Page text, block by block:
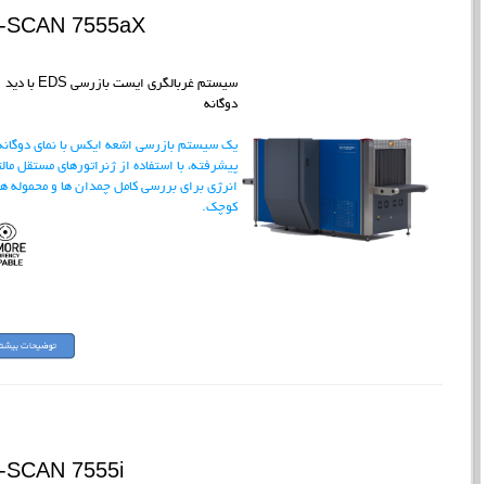
SCAN 7555aX
سیستم غربالگری ایست بازرسی EDS با دید
دوگانه
یک سیستم بازرسی اشعه ایکس با نمای
پیشرفته، با استفاده از ژنراتورهای مستقل
انرژی برای بررسی کامل چمدان ها و محموله
کوچک.
SCAN 7555i